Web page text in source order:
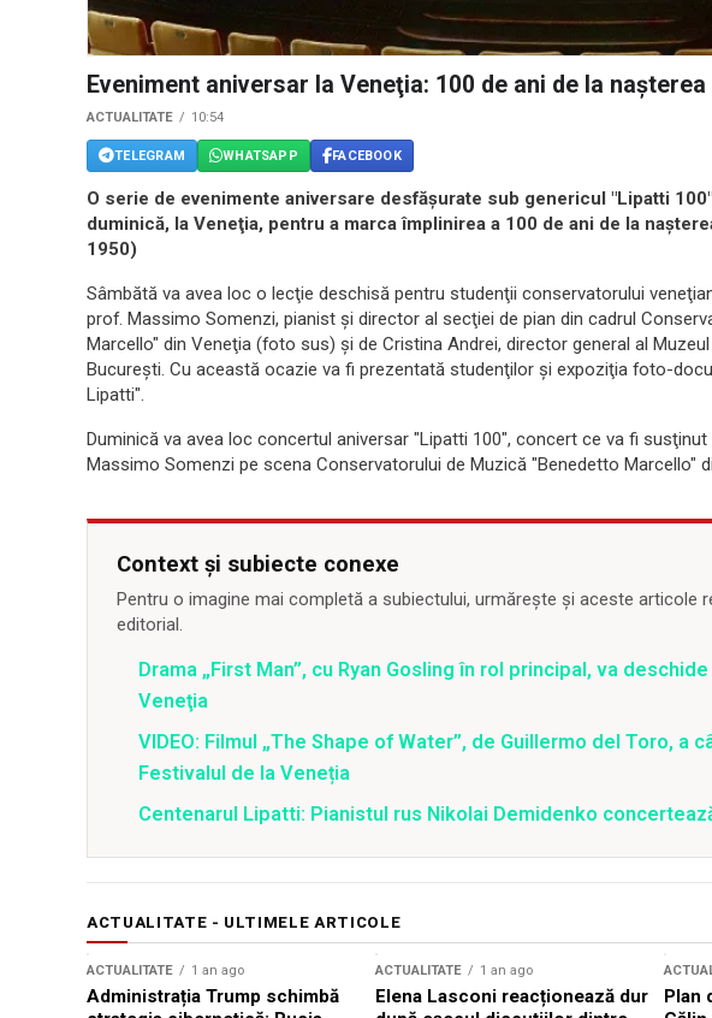
Eveniment aniversar la Veneţia: 100 de ani de la
ACTUALITATE 10:54
TELEGRAM WHATSAPP FACEBOOK
O serie de evenimente aniversare desfăşurate sub genericul "Lipatti
duminică, la Veneţia, pentru a marca împlinirea a 100 de ani de la
1950)
Sâmbătă va avea loc o lecţie deschisă pentru studenţii conservatorului
prof. Massimo Somenzi, pianist şi director al secţiei de pian din cadrul
Marcello" din Veneţia (foto sus) şi de Cristina Andrei, director general al
Bucureşti. Cu această ocazie va fi prezentată studenţilor şi expoziţia foto-
Lipatti".
Duminică va avea loc concertul aniversar "Lipatti 100", concert ce va fi
Massimo Somenzi pe scena Conservatorului de Muzică "Benedetto Marcello"
Context și subiecte conexe
Pentru o imagine mai completă a subiectului, urmărește și aceste articole
editorial.
Drama „First Man”, cu Ryan Gosling în rol principal, va
Veneţia
VIDEO: Filmul „The Shape of Water”, de Guillermo del Toro, a
Festivalul de la Veneția
Centenarul Lipatti: Pianistul rus Nikolai Demidenko
ACTUALITATE - ULTIMELE ARTICOLE
ACTUALITATE 1 an ago
Administrația Trump schimbă
ACTUALITATE 1 an ago
Elena Lasconi reacționează dur
Plan